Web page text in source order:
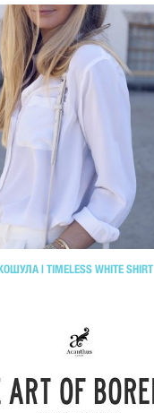
| TIMELESS WHITE SHIRT